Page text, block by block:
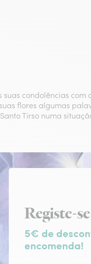
suas condolências com
flores algumas
Tirso numa
Registe-
5€ de
encomenda!